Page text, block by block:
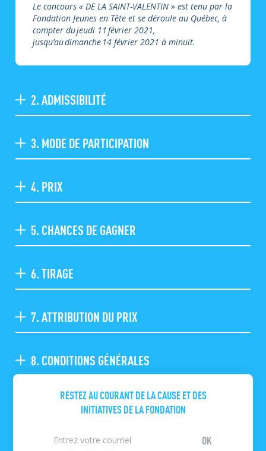
Le concours « DE LA SAINT-VALENTIN » est tenu par la
Fondation Jeunes en Tête et se déroule au Québec, à
compter du jeudi 11 février 2021,
jusqu’au dimanche 14 février 2021 à minuit.
2. ADMISSIBILITÉ
3. MODE DE PARTICIPATION
4. PRIX
5. CHANCES DE GAGNER
6. TIRAGE
7. ATTRIBUTION DU PRIX
8. CONDITIONS GÉNÉRALES
RESTEZ AU COURANT DE LA CAUSE ET DES
INITIATIVES DE LA FONDATION